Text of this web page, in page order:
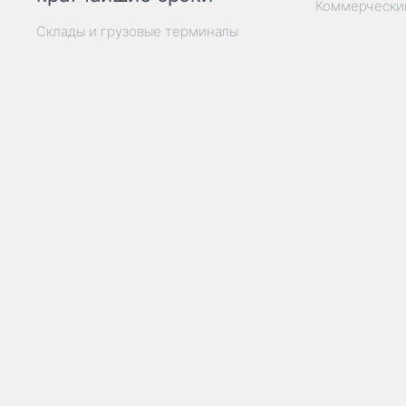
Склады и грузовые терминалы